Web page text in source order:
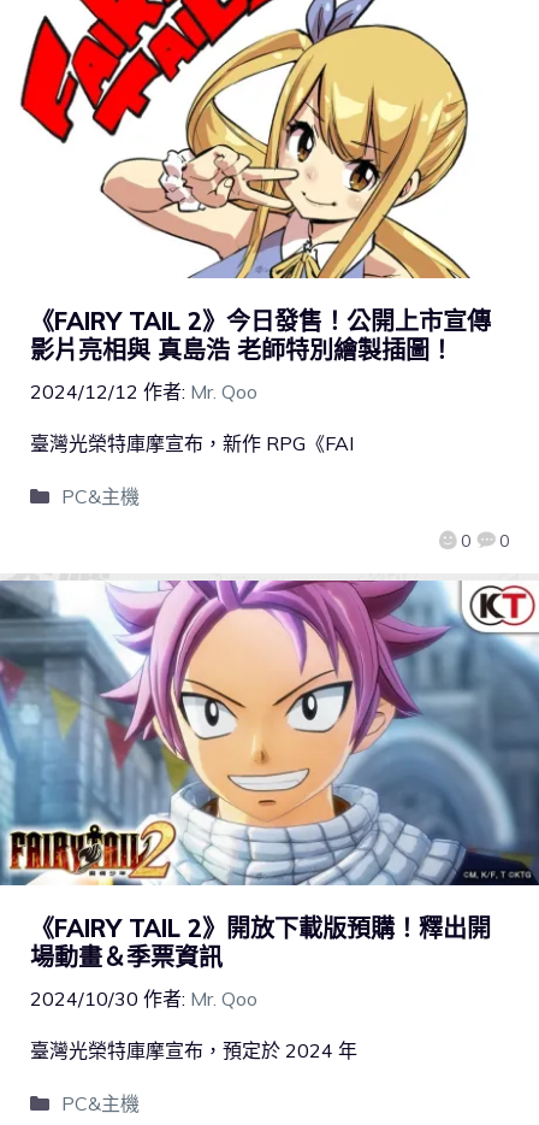
《FAIRY TAIL 2》今日發售！公開上市宣傳
影片亮相與 真島浩 老師特別繪製插圖！
2024/12/12 作者: Mr. Qoo
0 0
臺灣光榮特庫摩宣布，新作 RPG《FAI
PC&主機
《FAIRY TAIL 2》開放下載版預購！釋出開
場動畫＆季票資訊
2024/10/30 作者: Mr. Qoo
臺灣光榮特庫摩宣布，預定於 2024 年
PC&主機